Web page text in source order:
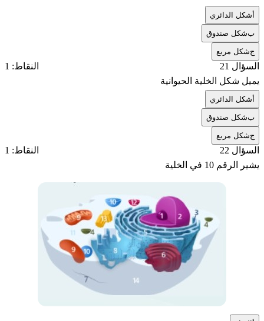
شكل الدائري
بشكل صندوق
جشكل مربع
السؤال 21
النقاط: 1
يميل شكل الخلية الحيوانية
شكل الدائري
بشكل صندوق
جشكل مربع
السؤال 22
النقاط: 1
يشير الرقم 10 في الخلية